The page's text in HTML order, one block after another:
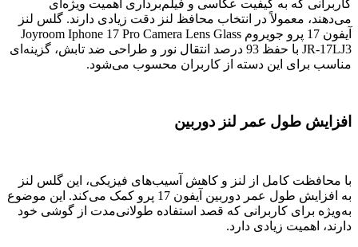
کاربرانی که به کیفیت عکاسی و فیلم‌برداری اهمیت ویژه‌ای
می‌دهند، معمولاً در انتخاب محافظ لنز دقت زیادی دارند. گلس لنز
آیفون 17 پرو جویروم Joyroom Iphone 17 Pro Camera Lens Glass
JR-17LJ3 با حفظ 93 درصد انتقال نور و طراحی ضد تابش، گزینه‌ای
مناسب برای این دسته از کاربران محسوب می‌شود.
افزایش طول عمر لنز دوربین
با محافظت کامل از لنز و کاهش آسیب‌های فیزیکی، این گلس لنز
به افزایش طول عمر دوربین آیفون 17 پرو کمک می‌کند. این موضوع
به‌ویژه برای کاربرانی که قصد استفاده طولانی‌مدت از گوشی خود
دارند، اهمیت زیادی دارد.